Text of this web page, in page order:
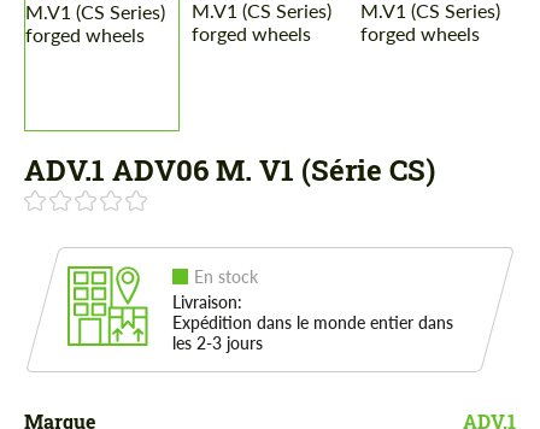
ADV.1 ADV06 M. V1 (Série CS)
En stock
Livraison:
Expédition dans le monde entier dans
les 2-3 jours
Marque ADV.1